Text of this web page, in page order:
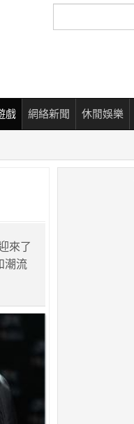
尋
戲 網絡新聞 休閒娛樂
來了
潮流